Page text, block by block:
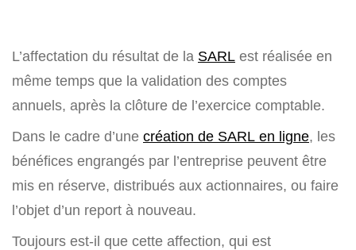
L’affectation du résultat de la SARL est réalisée en
même temps que la validation des comptes
annuels, après la clôture de l’exercice comptable.
Dans le cadre d’une création de SARL en ligne, les
bénéfices engrangés par l’entreprise peuvent être
mis en réserve, distribués aux actionnaires, ou faire
l’objet d’un report à nouveau.
Toujours est-il que cette affection, qui est